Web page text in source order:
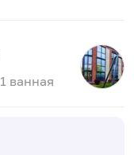
1 ванная